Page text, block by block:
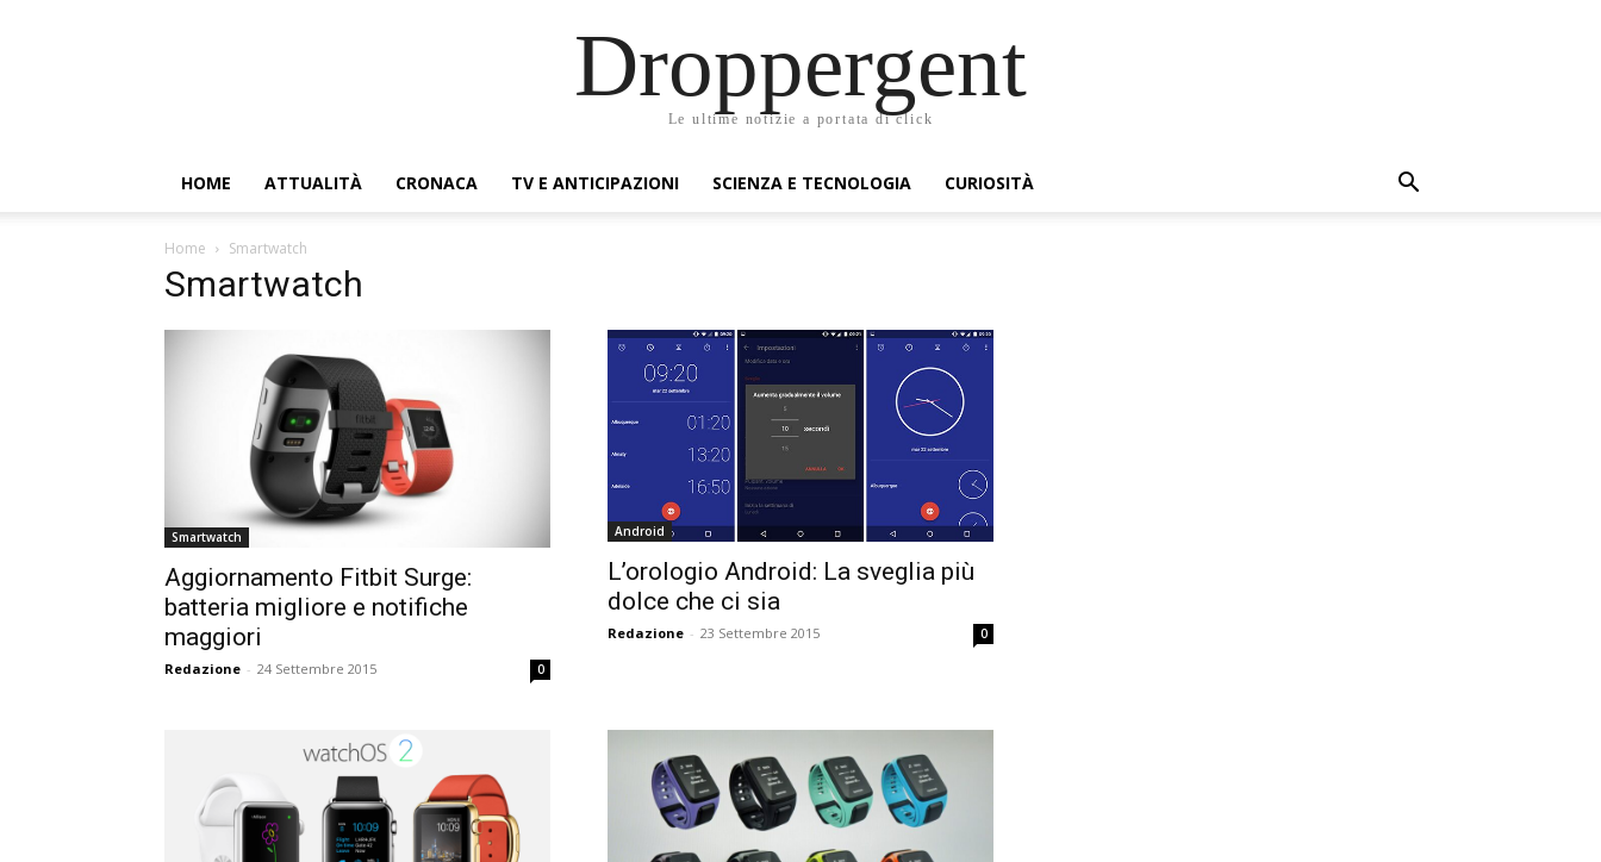
Droppergent
Le ultime notizie a portata di click
HOME ATTUALITÀ CRONACA TV E ANTICIPAZIONI SCIENZA E TECNOLOGIA CURIOSITÀ
Home Smartwatch
Smartwatch
Smartwatch
Aggiornamento Fitbit Surge:
batteria migliore e notifiche
maggiori
Redazione - 24 Settembre 2015 0
Android
L’orologio Android: La sveglia più
dolce che ci sia
Redazione - 23 Settembre 2015 0